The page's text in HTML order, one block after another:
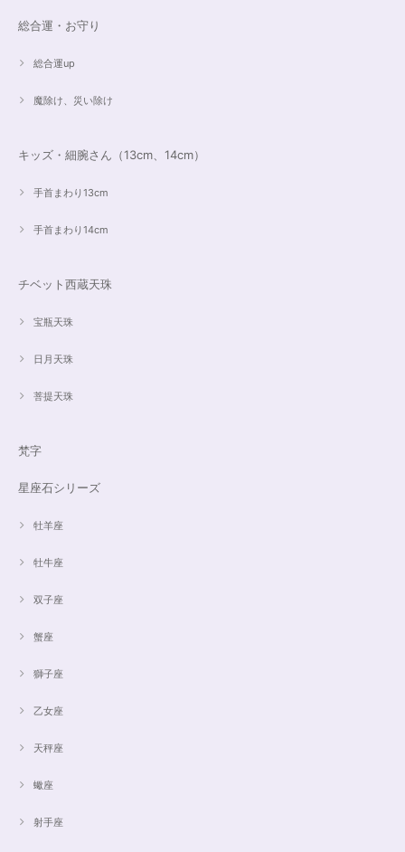
総合運・お守り
総合運up
魔除け、災い除け
キッズ・細腕さん（13cm、14cm）
手首まわり13cm
手首まわり14cm
チベット西蔵天珠
宝瓶天珠
日月天珠
菩提天珠
梵字
星座石シリーズ
牡羊座
牡牛座
双子座
蟹座
獅子座
乙女座
天秤座
蠍座
射手座